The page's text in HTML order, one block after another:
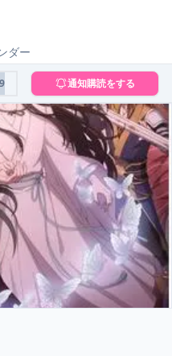
ダー
通知購読をする